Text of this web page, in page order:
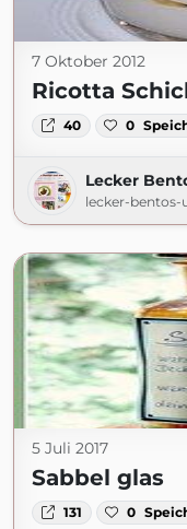
7 Oktober 2012
Ricotta
40 0
Lecker
lecker-
5 Juli 2017
Sabbel glas
131 0